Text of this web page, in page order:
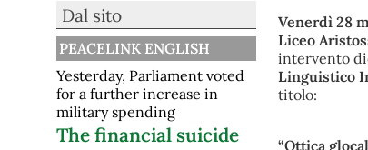
Dal sito
PEACELINK ENGLISH
Yesterday, Parliament voted
for a further increase in
military spending
The financial suicide
Venerdì 28
Liceo
intervento
Linguistico
titolo:
“Ottica